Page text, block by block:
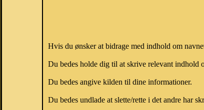
Hvis du ønsker at bidrage med indhold om
Du bedes holde dig til at skrive relevant indhold
Du bedes angive kilden til dine informationer.
Du bedes undlade at slette/rette i det andre har